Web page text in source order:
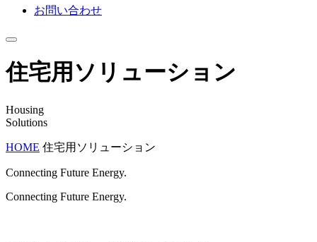
お問い合わせ
住宅用ソリューション
Housing
Solutions
HOME 住宅用ソリューション
Connecting Future Energy.
Connecting Future Energy.